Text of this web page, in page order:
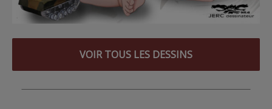
VOIR TOUS LES DESSINS